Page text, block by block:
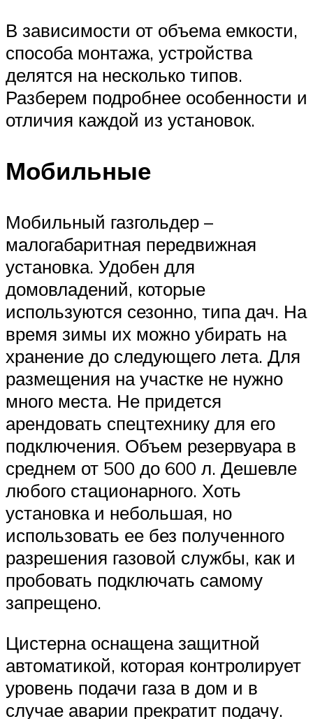
В зависимости от объема емкости,
способа монтажа, устройства
делятся на несколько типов.
Разберем подробнее особенности и
отличия каждой из установок.
Мобильные
Мобильный газгольдер –
малогабаритная передвижная
установка. Удобен для
домовладений, которые
используются сезонно, типа дач. На
время зимы их можно убирать на
хранение до следующего лета. Для
размещения на участке не нужно
много места. Не придется
арендовать спецтехнику для его
подключения. Объем резервуара в
среднем от 500 до 600 л. Дешевле
любого стационарного. Хоть
установка и небольшая, но
использовать ее без полученного
разрешения газовой службы, как и
пробовать подключать самому
запрещено.
Цистерна оснащена защитной
автоматикой, которая контролирует
уровень подачи газа в дом и в
случае аварии прекратит подачу.